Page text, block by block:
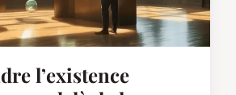
l’existence